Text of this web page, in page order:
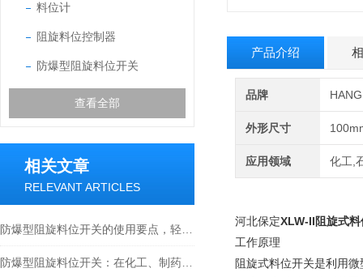
料位计
阻旋料位控制器
防爆型阻旋料位开关
查看全部
相关文章
RELEVANT ARTICLES
产品介绍
品牌
外形尺寸
应用领域 化工,
河北保定XLW-II阻旋式
工作原理
阻旋式料位开关是利用